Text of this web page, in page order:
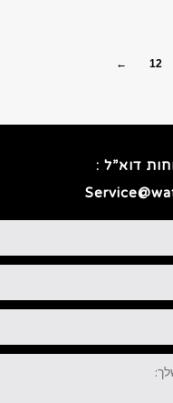
12
←
דוא”ל :